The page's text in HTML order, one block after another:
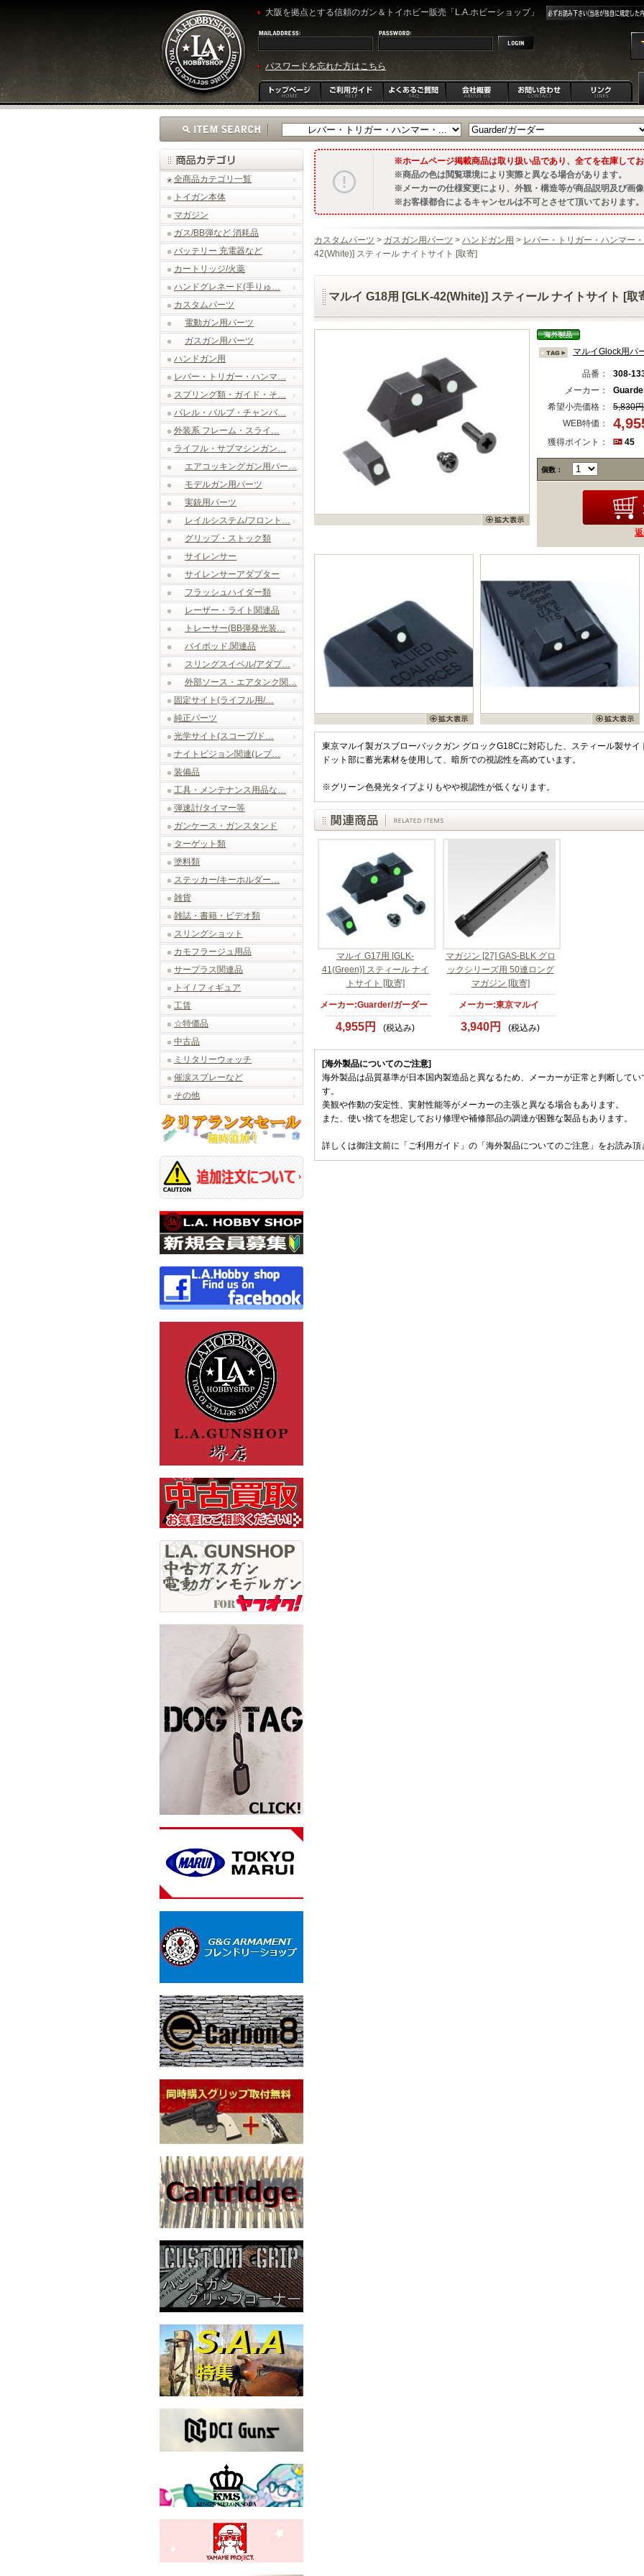
大阪を拠点とする信頼のガン＆トイホビー販売「L.A.ホビーショップ」
パスワードを忘れた方はこちら
全商品カテゴリ一覧
トイガン本体
マガジン
ガス/BB弾など 消耗品
バッテリー 充電器など
カートリッジ/火薬
ハンドグレネード(手りゅ…
カスタムパーツ
電動ガン用パーツ
ガスガン用パーツ
ハンドガン用
レバー・トリガー・ハンマ…
スプリング類・ガイド・そ…
バレル・バルブ・チャンバ…
外装系 フレーム・スライ…
ライフル・サブマシンガン…
エアコッキングガン用パー…
モデルガン用パーツ
実銃用パーツ
レイルシステム/フロント…
グリップ・ストック類
サイレンサー
サイレンサーアダプター
フラッシュハイダー類
レーザー・ライト関連品
トレーサー(BB弾発光装…
バイポッド.関連品
スリングスイベル/アダプ…
外部ソース・エアタンク関…
固定サイト(ライフル用/…
純正パーツ
光学サイト(スコープ/ド…
ナイトビジョン関連(レプ…
装備品
工具・メンテナンス用品な…
弾速計/タイマー等
ガンケース・ガンスタンド
ターゲット類
塗料類
ステッカー/キーホルダー…
雑貨
雑誌・書籍・ビデオ類
スリングショット
カモフラージュ用品
サープラス関連品
トイ / フィギュア
工賃
☆特価品
中古品
ミリタリーウォッチ
催涙スプレーなど
その他
ホームページ掲載商品は取り扱い品であり、全てを在庫してお
商品の色は閲覧環境により実際と異なる場合があります。
メーカーの仕様変更により、外観・構造等が商品説明及び画
お客様都合によるキャンセルは不可とさせて頂いております。
カスタムパーツ > ガスガン用パーツ > ハンドガン用 > レバー・トリガー・ハンマー
42(White)] スティール ナイトサイト [取寄]
マルイ G18用 [GLK-42(White)] スティール ナイトサイト [取
マルイGlock用パ
品番：
308-
メーカー：
希望小売価格：
5,830円
WEB特価：
獲得ポイント：
45
個数：
東京マルイ製ガスブローバックガン グロックG18Cに対応した、スティール製サイ
ドット部に蓄光素材を使用して、暗所での視認性を高めています。
※グリーン色発光タイプよりもやや視認性が低くなります。
マルイ G17用 [GLK-
41(Green)] スティール ナイ
トサイト [取寄]
メーカー:Guarder/ガーダー
4,955円 (税込み)
マガジン [27] GAS-BLK グロ
ックシリーズ用 50連ロング
マガジン [取寄]
メーカー:東京マルイ
3,940円 (税込み)
[海外製品についてのご注意]
海外製品は品質基準が日本国内製造品と異なるため、メーカーが正常と判断して
す。
美観や作動の安定性、実射性能等がメーカーの主張と異なる場合もあります。
また、使い捨てを想定しており修理や補修部品の調達が困難な製品もあります。
詳しくは御注文前に「ご利用ガイド」の「海外製品についてのご注意」をお読み頂